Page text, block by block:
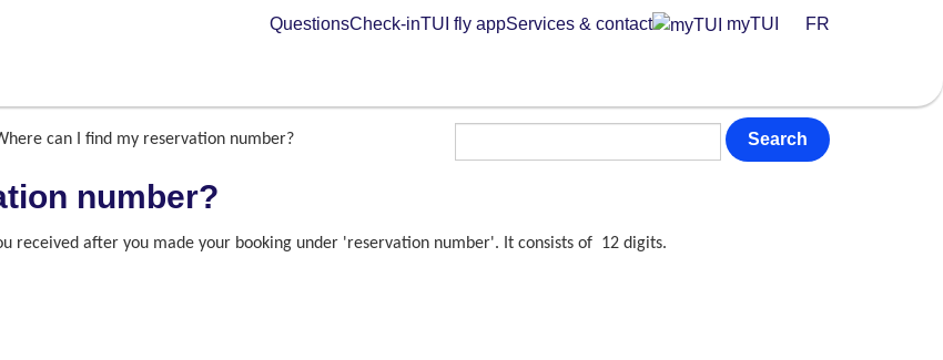
QuestionsCheck-inTUI fly appServices & contact myTUI FR
can I find my reservation number? Search
number?
received after you made your booking under 'reservation number'. It consists of 12 digits.